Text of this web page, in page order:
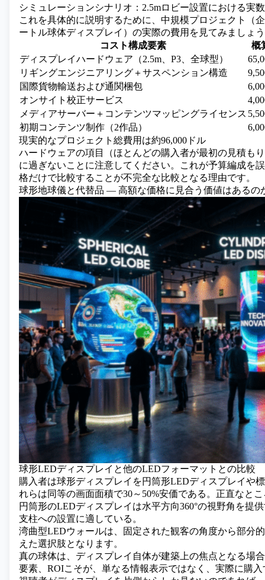
シミュレーションシナリオ：2.5mロビー設置における実
これを具体的に説明するために、中規模プロジェクト（
ートル球体ディスプレイ）の実際の費用を見てみましょ
コスト構成要素
概
ディスプレイハードウェア（2.5m、P3、全球型）
リギングエンジニアリング＋サスペンション構造
国際貨物輸送および通関梱包
オンサイト校正サービス
メディアサーバー＋コンテンツマッピングライセンス
初期コンテンツ制作（2作品）
現実的なプロジェクト総費用は約96,000ドル
ハードウェアの項目（ほとんどの購入者が最初の見積も
に過ぎないことに注意してください。これが予算編成を
格だけで比較することが不完全な比較となる理由です。
球形地球儀と代替品 ― 高額な価格に見合う価値はあるの
球形LEDディスプレイと他のLEDフォーマットとの比較
購入者は球形ディスプレイを円筒形LEDディスプレイや
れらは同等の画面面積で30～50%安価である。正直なと
円筒形のLEDディスプレイは水平方向360°の視野角を提
支柱への設置に適している。
湾曲型LEDウォールは、固定された観客の角度から部分
えた選択肢となります。
真の球体は、ディスプレイ自体が建築上の焦点となる場
要素、ROIこそが、単なる情報表示ではなく、実際に購